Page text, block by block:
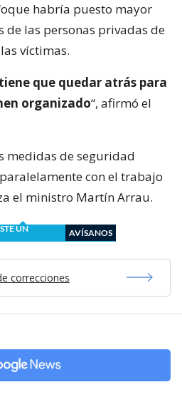
habría puesto mayor
de las personas privadas de
víctimas.
que quedar atrás para
organizado“, afirmó el
medidas de seguridad
con el trabajo
el ministro Martín Arrau.
UN
AVÍSANOS
correcciones